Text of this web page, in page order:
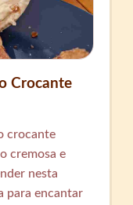
Crocante
crocante
cremosa e
nesta
para encantar